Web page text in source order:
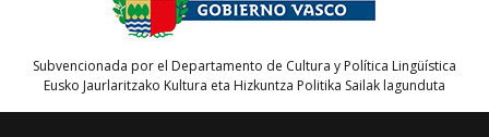
Subvencionada por el Departamento de Cultura y Política Lingüística
Eusko Jaurlaritzako Kultura eta Hizkuntza Politika Sailak lagunduta